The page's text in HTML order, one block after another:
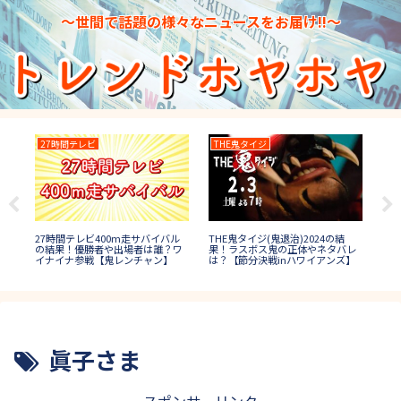
～世間で話題の様々なニュースをお届け!!～
27時間テレビ
27時間テレビ400m走サバイバル
の結果！優勝者や出場者は誰？ワ
イナイナ参戦【鬼レンチャン】
THE鬼タイジ
THE鬼タイジ(鬼退治)2024の結
果！ラスボス鬼の正体やネタバレ
は？【節分決戦inハワイアンズ】
眞子さま